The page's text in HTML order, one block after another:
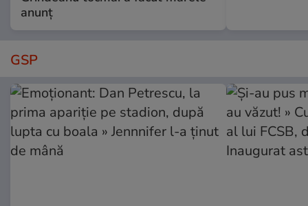
anunț
GSP